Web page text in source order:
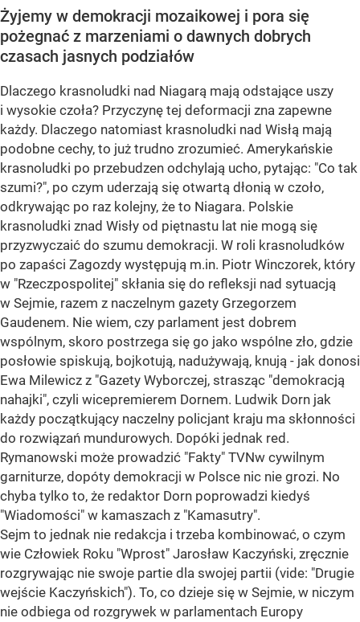
Żyjemy w demokracji mozaikowej i pora się
pożegnać z marzeniami o dawnych dobrych
czasach jasnych podziałów
Dlaczego krasnoludki nad Niagarą mają odstające uszy
i wysokie czoła? Przyczynę tej deformacji zna zapewne
każdy. Dlaczego natomiast krasnoludki nad Wisłą mają
podobne cechy, to już trudno zrozumieć. Amerykańskie
krasnoludki po przebudzen odchylają ucho, pytając: "Co tak
szumi?", po czym uderzają się otwartą dłonią w czoło,
odkrywając po raz kolejny, że to Niagara. Polskie
krasnoludki znad Wisły od piętnastu lat nie mogą się
przyzwyczaić do szumu demokracji. W roli krasnoludków
po zapaści Zagozdy występują m.in. Piotr Winczorek, który
w "Rzeczpospolitej" skłania się do refleksji nad sytuacją
w Sejmie, razem z naczelnym gazety Grzegorzem
Gaudenem. Nie wiem, czy parlament jest dobrem
wspólnym, skoro postrzega się go jako wspólne zło, gdzie
posłowie spiskują, bojkotują, nadużywają, knują - jak donosi
Ewa Milewicz z "Gazety Wyborczej, strasząc "demokracją
nahajki", czyli wicepremierem Dornem. Ludwik Dorn jak
każdy początkujący naczelny policjant kraju ma skłonności
do rozwiązań mundurowych. Dopóki jednak red.
Rymanowski może prowadzić "Fakty" TVNw cywilnym
garniturze, dopóty demokracji w Polsce nic nie grozi. No
chyba tylko to, że redaktor Dorn poprowadzi kiedyś
"Wiadomości" w kamaszach z "Kamasutry".
Sejm to jednak nie redakcja i trzeba kombinować, o czym
wie Człowiek Roku "Wprost" Jarosław Kaczyński, zręcznie
rozgrywając nie swoje partie dla swojej partii (vide: "Drugie
wejście Kaczyńskich"). To, co dzieje się w Sejmie, w niczym
nie odbiega od rozgrywek w parlamentach Europy